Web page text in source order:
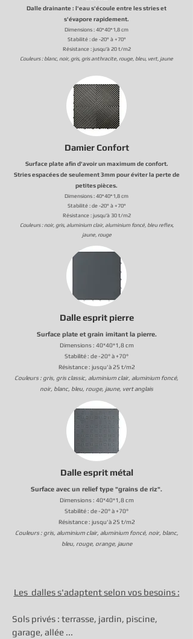
Dalle drainante : l'eau s'écoule entre les stries et
s'évapore rapidement.
Dimensions : 40*40*1,8 cm
Stabilité : de -20° à +70°
Résistance : jusqu'à 20 t/m2
Couleurs : blanc, noir, gris, gris anthracite, rouge, bleu, vert, jaune
Damier Confort
Surface plate afin d'avoir un maximum de confort.
Stries espacées de seulement 3mm pour éviter la perte de
petites pièces.
Dimensions : 40*40*1,8 cm
Stabilité : de -20° à +70°
Résistance : jusqu'à 30 t/m2
Couleurs : noir, gris, aluminium clair, aluminium foncé, bleu reflex,
jaune, rouge
Dalle esprit pierre
Surface plate et grain imitant la pierre.
Dimensions : 40*40*1,8 cm
Stabilité : de -20° à +70°
Résistance : jusqu'à 25 t/m2
Couleurs: gris, gris classic, aluminium clair, aluminium foncé,
noir, blanc, bleu, rouge, jaune, vertanglais
Dalle esprit métal
Surface avec un relief type "grains de riz".
Dimensions : 40*40*1,8 cm
Stabilité : de -20° à +70°
Résistance : jusqu'à 25 t/m2
Couleurs : gris, aluminium clair, aluminium foncé, noir, blanc,
bleu, rouge, orange, jaune
Les dalles s'adaptent selon vos besoins :
Sols privés : terrasse, jardin, piscine,
garage, allée ...